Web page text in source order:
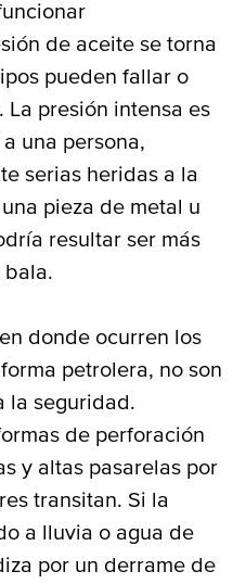
de aceite se torna
pueden fallar o
presión intensa es
una persona,
serias heridas a la
pieza de metal u
resultar ser más
bala.
donde ocurren los
petrolera, no son
la seguridad.
de perforación
y altas pasarelas por
transitan. Si la
a lluvia o agua de
por un derrame de